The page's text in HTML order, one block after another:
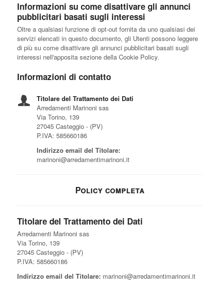
Informazioni su come disattivare gli annunci
pubblicitari basati sugli interessi
Oltre a qualsiasi funzione di opt-out fornita da uno qualsiasi dei
servizi elencati in questo documento, gli Utenti possono leggere
di più su come disattivare gli annunci pubblicitari basati sugli
interessi nell'apposita sezione della Cookie Policy.
Informazioni di contatto
Titolare del Trattamento dei Dati
Arredamenti Marinoni sas
Via Torino, 139
27045 Casteggio - (PV)
P.IVA: 585660186
Indirizzo email del Titolare:
marinoni@arredamentimarinoni.it
Policy completa
Titolare del Trattamento dei Dati
Arredamenti Marinoni sas
Via Torino, 139
27045 Casteggio - (PV)
P.IVA: 585660186
Indirizzo email del Titolare: marinoni@arredamentimarinoni.it